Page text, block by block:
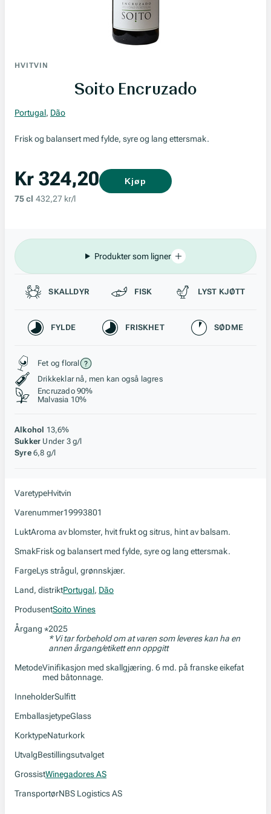
HVITVIN
Soito Encruzado
Portugal, Dão
Frisk og balansert med fylde, syre og lang ettersmak.
Kr 324,20
75 cl 432,27 kr/l
Kjøp
Produkter som ligner
Passer til
SKALLDYR FISK LYST KJØTT
Karakteristikk
FYLDE FRISKHET SØDME
Stil, lagring og råstoff
Fet og floral
Drikkeklar nå, men kan også lagres
Encruzado 90%
Malvasia 10%
Alkohol 13,6%
Sukker Under 3 g/l
Syre 6,8 g/l
VaretypeHvitvin
Varenummer19993801
LuktAroma av blomster, hvit frukt og sitrus, hint av balsam.
SmakFrisk og balansert med fylde, syre og lang ettersmak.
FargeLys strågul, grønnskjær.
Land, distriktPortugal, Dão
ProdusentSoito Wines
Årgang *2025
* Vi tar forbehold om at varen som leveres kan ha en
annen årgang/etikett enn oppgitt
MetodeVinifikasjon med skallgjæring. 6 md. på franske eikefat
med bâtonnage.
InneholderSulfitt
EmballasjetypeGlass
KorktypeNaturkork
UtvalgBestillingsutvalget
GrossistWinegadores AS
TransportørNBS Logistics AS